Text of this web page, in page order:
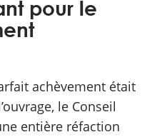
pour le
achèvement était
le Conseil
entière réfaction